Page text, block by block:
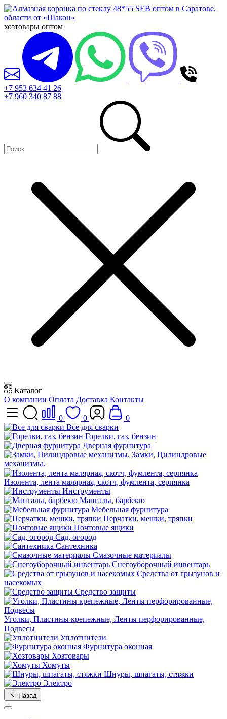
хозтовары оптом
+7 953 634 41 26
+7 960 340 87 88
Каталог
О компании Оплата Доставка Контакты
0 0
0
Все для сварки
Горелки, газ, бензин
Дверная фурнитура
Замки, Цилиндровые
механизмы.
Изолента, лента малярная, скотч, фумлента, серпянка
Инструменты
Мангалы, барбекю
Мебельная фурнитура
Перчатки, мешки, тряпки
Почтовые ящики
Сад, огород
Сантехника
Смазочные материалы
Снегоуборочный инвентарь
Средства от грызунов и
насекомых
Средство защиты
Уголки, Пластины крепежные, Ленты перфорированные,
Подвесы
Уплотнители
Фурнитура оконная
Хозтовары
Хомуты
Шнуры, шпагаты, стяжки
Электро
Назад